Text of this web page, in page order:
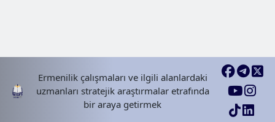
Ermenilik çalışmaları ve ilgili alanlardaki
uzmanları stratejik araştırmalar etrafında
bir araya getirmek